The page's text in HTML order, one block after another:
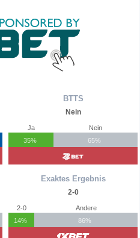
BTTS
Nein
Ja
35%
Nein
65%
Exaktes Ergebnis
2-0
2-0
14%
Andere
86%